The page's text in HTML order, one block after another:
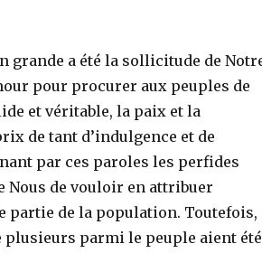
grande a été la sollicitude de
pour procurer aux peuples de
et véritable, la paix et la
de tant d’indulgence et de
par ces paroles les perfides
Nous de vouloir en attribuer
partie de la population. Toutefois,
plusieurs parmi le peuple aient été